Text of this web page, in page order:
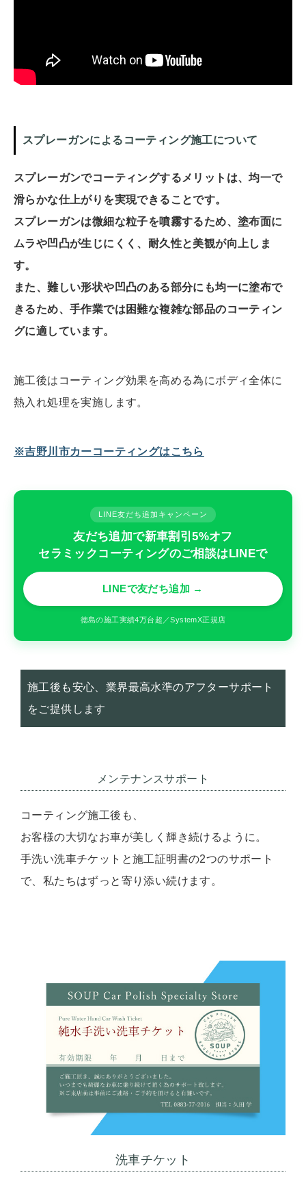
スプレーガンによるコーティング施工について
スプレーガンでコーティングするメリットは、均一で
滑らかな仕上がりを実現できることです。
スプレーガンは微細な粒子を噴霧するため、塗布面に
ムラや凹凸が生じにくく、耐久性と美観が向上しま
す。
また、難しい形状や凹凸のある部分にも均一に塗布で
きるため、手作業では困難な複雑な部品のコーティン
グに適しています。
施工後はコーティング効果を高める為にボディ全体に
熱入れ処理を実施します。
※吉野川市カーコーティングはこちら
LINE友だち追加キャンペーン
友だち追加で新車割引5%オフ
セラミックコーティングのご相談はLINEで
LINEで友だち追加 →
徳島の施工実績4万台超／SystemX正規店
施工後も安心、業界最高水準のアフターサポート
をご提供します
メンテナンスサポート
コーティング施工後も、
お客様の大切なお車が美しく輝き続けるように。
手洗い洗車チケットと施工証明書の2つのサポート
で、私たちはずっと寄り添い続けます。
洗車チケット